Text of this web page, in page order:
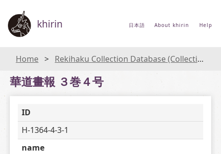
khirin 日本語 About khirin Help
Home Rekihaku Collection Database (Collections Database of the National Museum of Japanese History)
華道畫報 ３巻４号
ID
H-1364-4-3-1
name